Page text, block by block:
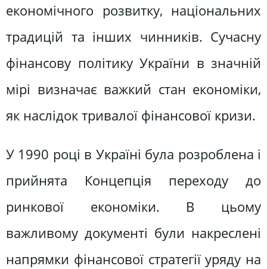
економiчного розвитку, нацiональних
традицiй та iнших чинникiв. Сучасну
фiнансову полiтику України в значнiй
мiрi визначає важкий стан економiки,
як наслідок тривалої фінансової кризи.
У 1990 році в Україні була розроблена і
прийнята Концепція переходу до
ринкової економіки. В цьому
важливому документі були накреслені
напрямки фінансової стратегії уряду на